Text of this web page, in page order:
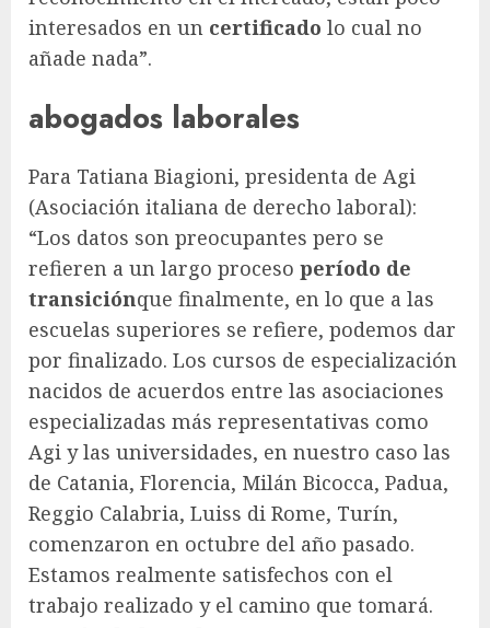
interesados en un certificado lo cual no
añade nada”.
abogados laborales
Para Tatiana Biagioni, presidenta de Agi
(Asociación italiana de derecho laboral):
“Los datos son preocupantes pero se
refieren a un largo proceso período de
transiciónque finalmente, en lo que a las
escuelas superiores se refiere, podemos dar
por finalizado. Los cursos de especialización
nacidos de acuerdos entre las asociaciones
especializadas más representativas como
Agi y las universidades, en nuestro caso las
de Catania, Florencia, Milán Bicocca, Padua,
Reggio Calabria, Luiss di Rome, Turín,
comenzaron en octubre del año pasado.
Estamos realmente satisfechos con el
trabajo realizado y el camino que tomará.